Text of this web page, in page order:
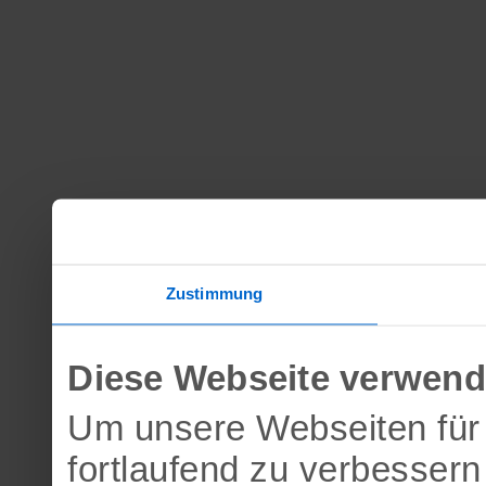
Zustimmung
Diese Webseite
Um unsere Webseiten
fortlaufend zu